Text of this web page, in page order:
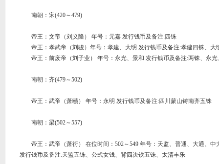
南朝：宋(420～479)
帝王：文帝（刘义隆） 年号：元嘉 发行钱币及备注:四铢
帝王：孝武帝（刘骏）年号：孝建、大明 发行钱币及备注:孝建四铢、大
帝王：前废帝（刘子业） 年号：永光、景和 发行钱币及备注:两铢、永光
南朝：齐(479～502)
帝王：武帝（萧赜） 年号：永明 发行钱币及备注:四川蒙山铸南齐五铢
南朝：梁(502～557)
帝王：武帝（萧衍） 在位时间：502～549 年号：天监、普通、大通、中
发行钱币及备注:天监五铢、公式女钱、背四决铁五铢、太清丰乐